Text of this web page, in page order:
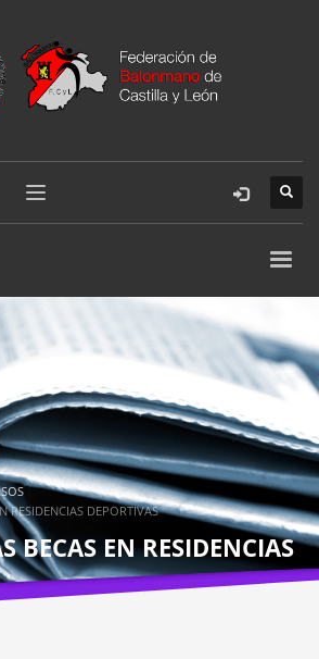
RESIDENCIAS DEPORTIVAS
BECAS EN RESIDENCIAS